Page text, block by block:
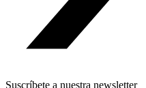
Suscríbete a nuestra newsletter